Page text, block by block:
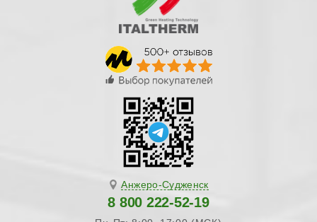
Анжеро-Судженск
8 800 222-52-19